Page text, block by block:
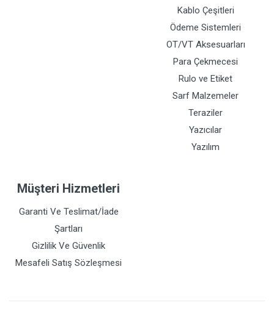
Kablo Çeşitleri
Ödeme Sistemleri
OT/VT Aksesuarları
Para Çekmecesi
Rulo ve Etiket
Sarf Malzemeler
Teraziler
Yazıcılar
Yazılım
Müşteri Hizmetleri
Garanti Ve Teslimat/İade
Şartları
Gizlilik Ve Güvenlik
Mesafeli Satış Sözleşmesi